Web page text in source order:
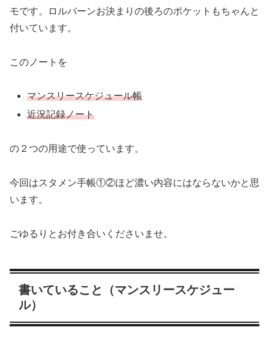
モです。ロルバーンお決まりの後ろのポケットもちゃんと
付いています。
このノートを
マンスリースケジュール帳
近況記録ノート
の２つの用途で使っています。
今回はスタメン手帳①②ほど濃い内容にはならないかと思
います。
ごゆるりとお付き合いくださいませ。
書いていること（マンスリースケジュー
ル）